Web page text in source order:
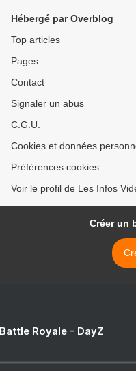
Hébergé par Overblog
Top articles
Pages
Contact
Signaler un abus
C.G.U.
Cookies et données
Préférences cookies
Voir le profil de Les Infos
Créer un
Royale - DayZ